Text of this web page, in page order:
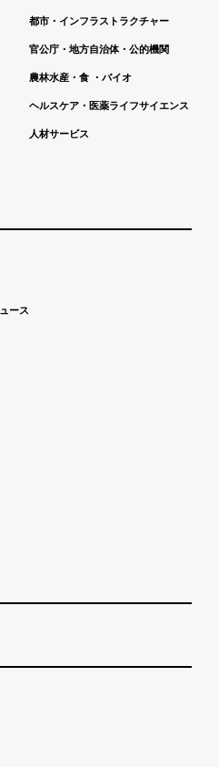
都市・インフラストラクチャー
官公庁・地方自治体・公的機関
農林水産・食 ・バイオ
ヘルスケア・医薬ライフサイエンス
人材サービス
ース